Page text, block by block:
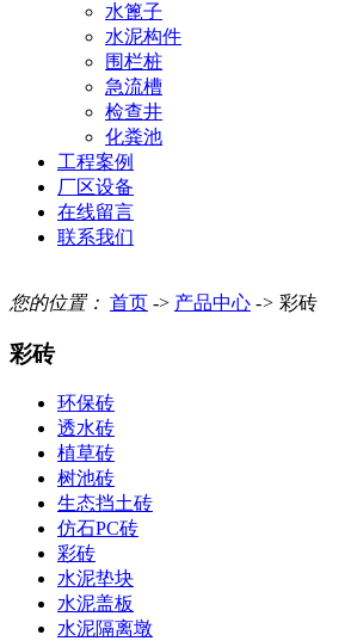
水篦子
水泥构件
围栏桩
急流槽
检查井
化粪池
工程案例
厂区设备
在线留言
联系我们
您的位置： 首页 -> 产品中心 -> 彩砖
彩砖
环保砖
透水砖
植草砖
树池砖
生态挡土砖
仿石PC砖
彩砖
水泥垫块
水泥盖板
水泥隔离墩